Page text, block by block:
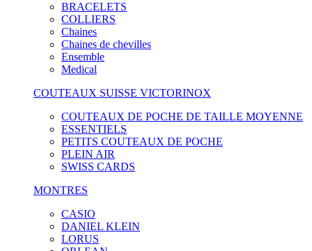
BRACELETS
COLLIERS
Chaines
Chaines de chevilles
Ensemble
Medical
COUTEAUX SUISSE VICTORINOX
COUTEAUX DE POCHE DE TAILLE MOYENNE
ESSENTIELS
PETITS COUTEAUX DE POCHE
PLEIN AIR
SWISS CARDS
MONTRES
CASIO
DANIEL KLEIN
LORUS